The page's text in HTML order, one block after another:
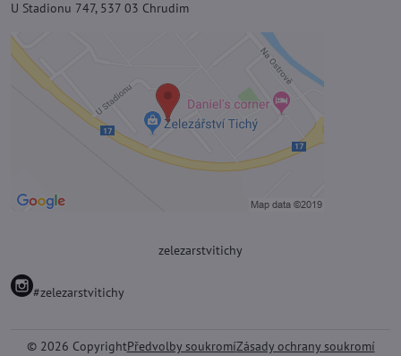
U Stadionu 747, 537 03 Chrudim
zelezarstvitichy
#zelezarstvitichy
© 2026 CopyrightPředvolby soukromíZásady ochrany soukromí